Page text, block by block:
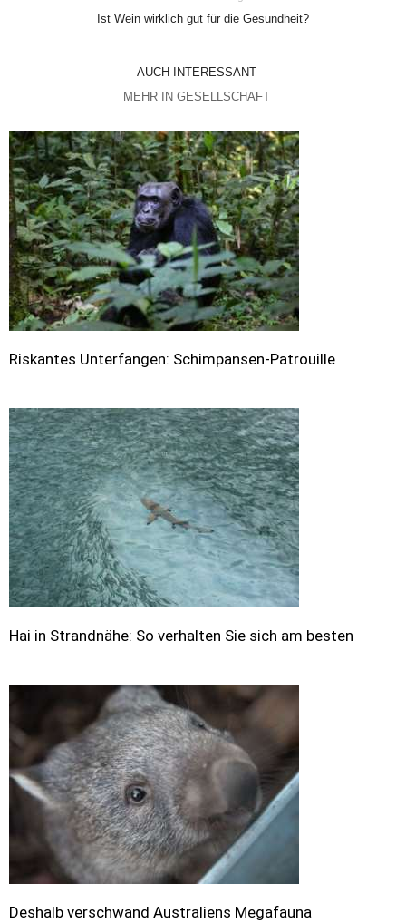
Ist Wein wirklich gut für die Gesundheit?
AUCH INTERESSANT
MEHR IN GESELLSCHAFT
Riskantes Unterfangen: Schimpansen-Patrouille
Hai in Strandnähe: So verhalten Sie sich am besten
Deshalb verschwand Australiens Megafauna